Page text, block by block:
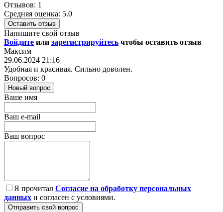
Отзывов: 1
Средняя оценка: 5.0
Оставить отзыв
Напишите свой отзыв
Войдите или зарегистрируйтесь чтобы оставить отзыв
Максим
29.06.2024 21:16
Удобная и красивая. Сильно доволен.
Вопросов: 0
Новый вопрос
Ваше имя
Ваш e-mail
Ваш вопрос
Я прочитал Согласие на обработку персональных
данных и согласен с условиями.
Отправить свой вопрос